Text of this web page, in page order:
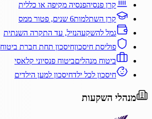
קרן פנסיהפנסיה מקיפה או כללית
קרן השתלמות6 שנים, פטור ממס
גמל להשקעהנזיל, עד התקרה השנתית
פוליסת חיסכוןחיסכון תחת חברת ביטוח
ביטוח מנהליםביטוח פנסיוני קלאסי
חיסכון לכל ילדחיסכון למען הילדים
מנהלי השקעות